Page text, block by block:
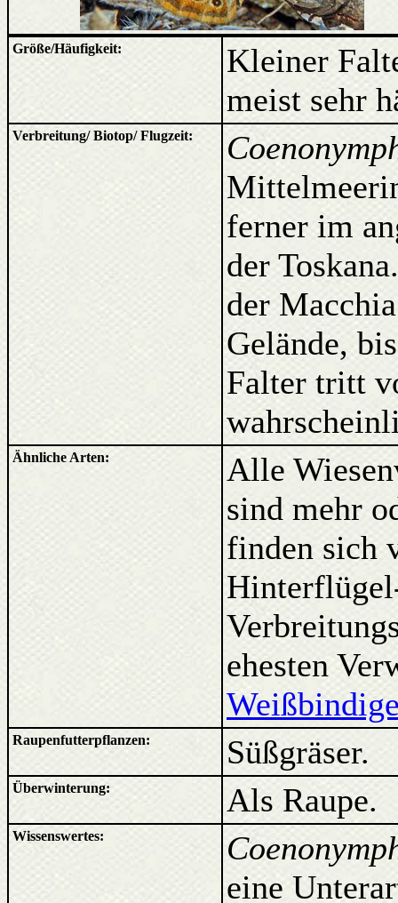
Größe/Häufigkeit:
Kleiner
meist sehr
Verbreitung/ Biotop/ Flugzeit:
ferner im
der
der
Gelände,
Falter tritt
Ähnliche Arten:
Alle
sind mehr
finden sich
ehesten
Raupenfutterpflanzen: Süßgräser.
Überwinterung: Als Raupe.
Wissenswertes:
eine